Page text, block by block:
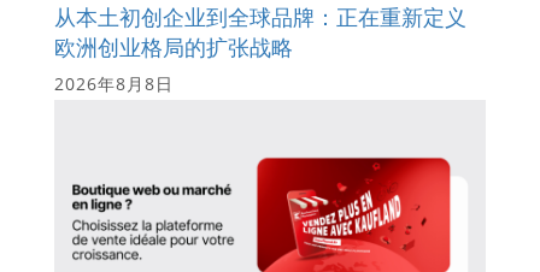
从本土初创企业到全球品牌：正在重新定义
欧洲创业格局的扩张战略
2026年8月8日